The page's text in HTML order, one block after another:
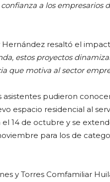
a los
resaltó el
estos proyectos
que motiva al sector
asistentes pudieron
espacio residencial al
el 14 de octubre y se
para los de
y Torres Comfamiliar